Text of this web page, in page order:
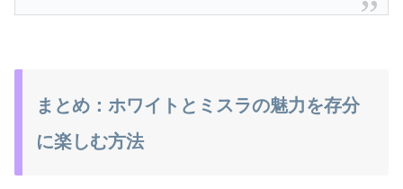
まとめ：ホワイトとミスラの魅力を存分
に楽しむ方法